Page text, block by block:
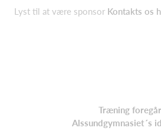
Lyst til at være sponsor Kontakts os
Træning
Alssundgymnasiet´s